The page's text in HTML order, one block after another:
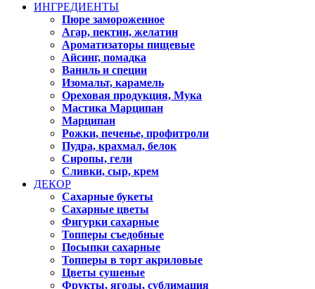
ИНГРЕДИЕНТЫ
Пюре замороженное
Агар, пектин, желатин
Ароматизаторы пищевые
Айсинг, помадка
Ваниль и специи
Изомальт, карамель
Ореховая продукция, Мука
Мастика Марципан
Марципан
Рожки, печенье, профитроли
Пудра, крахмал, белок
Сиропы, гели
Сливки, сыр, крем
ДЕКОР
Сахарные букеты
Сахарные цветы
Фигурки сахарные
Топперы съедобные
Посыпки сахарные
Топперы в торт акриловые
Цветы сушеные
Фрукты, ягоды, сублимация